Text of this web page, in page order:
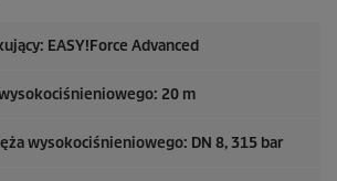
EASY!Force Advanced
20 m
wysokociśnieniowego: DN 8, 315 bar